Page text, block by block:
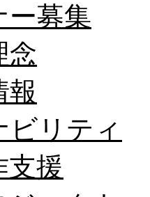
ー募集
念
報
ビリティ
支援